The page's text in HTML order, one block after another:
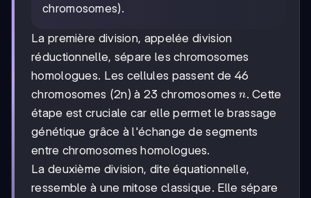
chromosomes).
La première division, appelée division
réductionnelle, sépare les chromosomes
homologues. Les cellules passent de 46
chromosomes (2n) à 23 chromosomesn
n. Cette
étape est cruciale car elle permet le brassage
génétique grâce à l'échange de segments
entre chromosomes homologues.
La deuxième division, dite équationnelle,
ressemble à une mitose classique. Elle sépare